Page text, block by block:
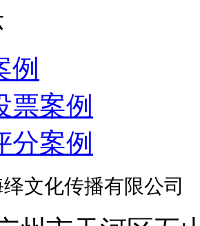
例
票案例
分案例
文化传播有限公司